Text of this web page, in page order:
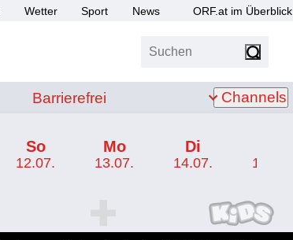
Wetter Sport News ORF.at im Überblick
Suchen
Barrierefrei
Barrierefrei Channels
So
12.07.
Mo
13.07.
Di
14.07. 15.07.
ORF KIDS Programm